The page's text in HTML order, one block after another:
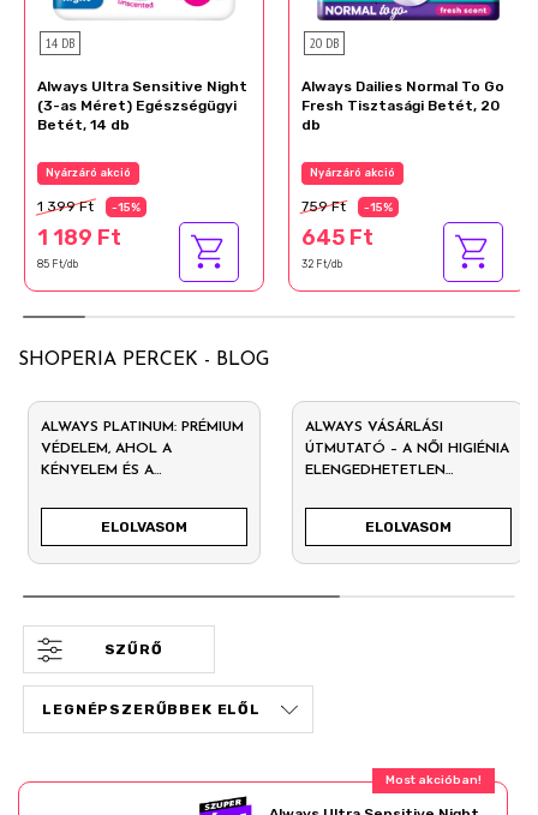
14 DB
Always Ultra Sensitive Night
(3-as Méret) Egészségügyi
Betét, 14 db
Nyárzáró akció
1 399 Ft -15%
1 189 Ft
85 Ft/db
20 DB
Always Dailies Normal To Go
Fresh Tisztasági Betét, 20
db
Nyárzáró akció
759 Ft -15%
645 Ft
32 Ft/db
SHOPERIA PERCEK - BLOG
ALWAYS PLATINUM: PRÉMIUM
VÉDELEM, AHOL A
KÉNYELEM ÉS A
TALÁLKOZIK
ELOLVASOM
ALWAYS VÁSÁRLÁSI
ÚTMUTATÓ – A NŐI HIGIÉNIA
ELENGEDHETETLEN
ELOLVASOM
SZŰRŐ
Most akcióban!